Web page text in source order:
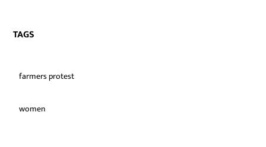
TAGS
farmers protest
women